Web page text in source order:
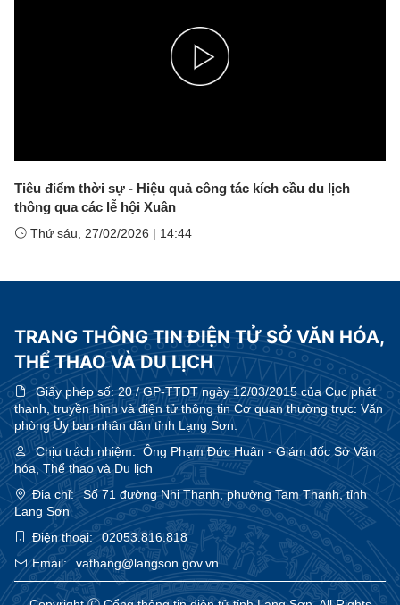
Play
Tiêu điểm thời sự - Hiệu quả công tác kích cầu du lịch
thông qua các lễ hội Xuân
Thứ sáu, 27/02/2026 | 14:44
TRANG THÔNG TIN ĐIỆN TỬ SỞ VĂN HÓA,
THỂ THAO VÀ DU LỊCH
Giấy phép số:20 / GP-TTĐT ngày 12/03/2015 của Cục phát
thanh, truyền hình và điện tử thông tin Cơ quan thường trực: Văn
phòng Ủy ban nhân dân tỉnh Lạng Sơn.
Chịu trách nhiệm:Ông Phạm Đức Huân - Giám đốc Sở Văn
hóa, Thể thao và Du lịch
Địa chỉ:
Số 71 đường Nhị Thanh, phường Tam Thanh, tỉnh
Lạng Sơn
Điện thoại:
02053.816.818
Email:
vathang@langson.gov.vn